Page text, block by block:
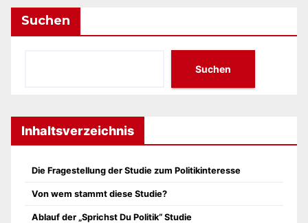
Suchen
Suchen
Inhaltsverzeichnis
Die Fragestellung der Studie zum Politikinteresse
Von wem stammt diese Studie?
Ablauf der „Sprichst Du Politik“ Studie